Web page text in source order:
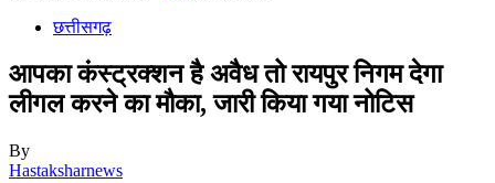
छत्तीसगढ़
आपका कंस्ट्रक्शन है अवैध तो रायपुर निगम देगा
लीगल करने का मौका, जारी किया गया नोटिस
By
Hastaksharnews